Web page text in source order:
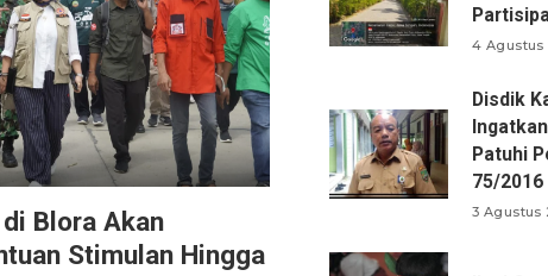
Blora Akan
Stimulan Hingga
4 Agustus
Disdik
Patuhi
75/2016
3 Agustus